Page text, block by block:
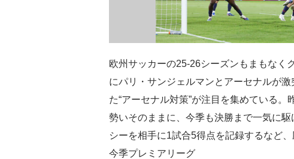
欧州サッカーの25-26シーズンもまもなく
にパリ・サンジェルマンとアーセナルが
た“アーセナル対策”が注目を集めている
勢いそのままに、今季も決勝まで一気に
シーを相手に1試合5得点を記録するなど
今季プレミアリーグ